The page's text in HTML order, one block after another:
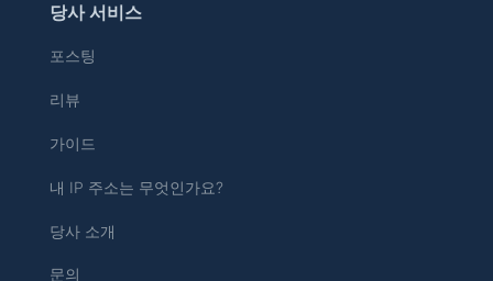
당사 서비스
포스팅
리뷰
가이드
내 IP 주소는 무엇인가요?
당사 소개
문의